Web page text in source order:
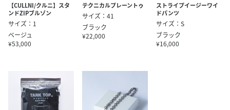
【CULLNI/クルニ】スタ
ンドZIPブルゾン
サイズ：1
ベージュ
¥53,000
テクニカルプレーントゥ
サイズ：41
ブラック
¥22,000
ストライプイージーワイ
ドパンツ
サイズ：S
ブラック
¥16,000